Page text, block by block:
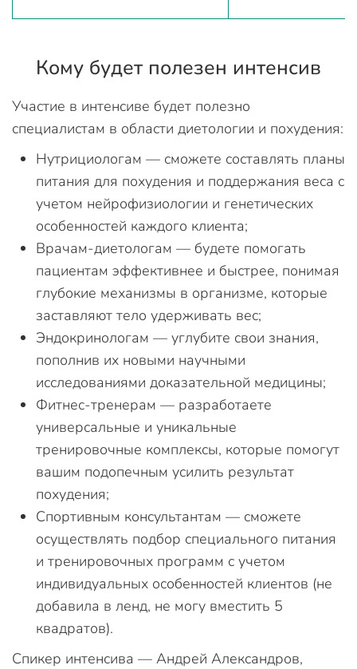
Кому будет полезен интенсив
Участие в интенсиве будет полезно
специалистам в области диетологии и похудения:
Нутрициологам — сможете составлять планы
питания для похудения и поддержания веса с
учетом нейрофизиологии и генетических
особенностей каждого клиента;
Врачам-диетологам — будете помогать
пациентам эффективнее и быстрее, понимая
глубокие механизмы в организме, которые
заставляют тело удерживать вес;
Эндокринологам — углубите свои знания,
пополнив их новыми научными
исследованиями доказательной медицины;
Фитнес-тренерам — разработаете
универсальные и уникальные
тренировочные комплексы, которые помогут
вашим подопечным усилить результат
похудения;
Спортивным консультантам — сможете
осуществлять подбор специального питания
и тренировочных программ с учетом
индивидуальных особенностей клиентов (не
добавила в ленд, не могу вместить 5
квадратов).
Спикер интенсива — Андрей Александров,